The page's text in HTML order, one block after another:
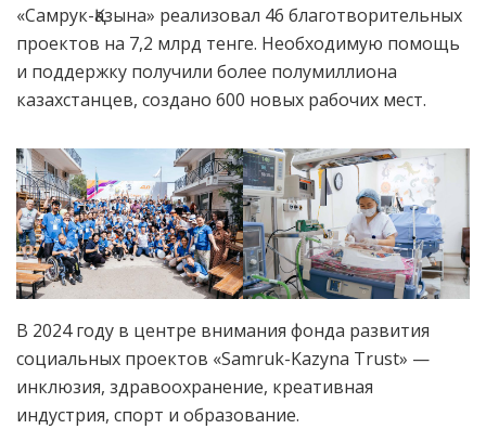
«Самрук-Қазына» реализовал 46 благотворительных
проектов на 7,2 млрд тенге. Необходимую помощь
и поддержку получили более полумиллиона
казахстанцев, создано 600 новых рабочих мест.
В 2024 году в центре внимания фонда развития
социальных проектов «Samruk-Kazyna Trust» —
инклюзия, здравоохранение, креативная
индустрия, спорт и образование.